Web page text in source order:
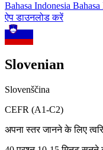
Bahasa Indonesia
ऐप डाउनलोड करें
Slovenian
Slovenščina
CEFR (A1-C2)
अपना स्तर जानने के लिए